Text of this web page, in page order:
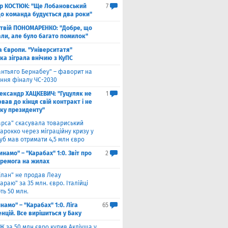
КОСТЮК: "Ще Лобановський
команда будується два роки"
7
ПОНОМАРЕНКО: "Добре, що
але було багато помилок"
Європи. "Університатя"
зіграла внічию з КуПС
Бернабеу" – фаворит на
фіналу ЧС-2030
ХАЦКЕВИЧ: "Гуцуляк не
до кінця свій контракт і не
президенту"
1
скасувала товариський
через міграційну кризу у
мав отримати 4,5 млн євро
– "Карабах" 1:0. Звіт про
на жилах
2
не продав Леау
за 35 млн. євро. Італійці
50 млн.
– "Карабах" 1:0. Ліга
Все вирішиться у Баку
65